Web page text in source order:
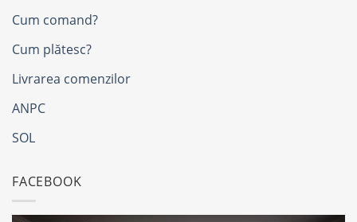
Cum comand?
Cum plătesc?
Livrarea comenzilor
ANPC
SOL
FACEBOOK